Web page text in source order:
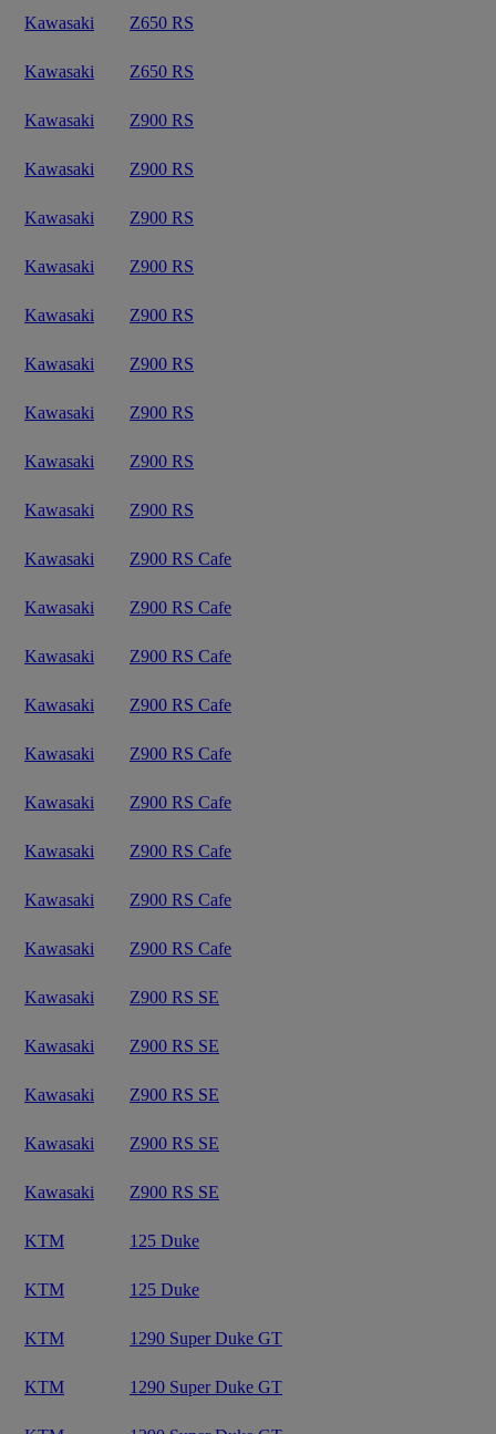
Kawasaki Z650 RS
Kawasaki Z650 RS
Kawasaki Z900 RS
Kawasaki Z900 RS
Kawasaki Z900 RS
Kawasaki Z900 RS
Kawasaki Z900 RS
Kawasaki Z900 RS
Kawasaki Z900 RS
Kawasaki Z900 RS
Kawasaki Z900 RS
Kawasaki Z900 RS Cafe
Kawasaki Z900 RS Cafe
Kawasaki Z900 RS Cafe
Kawasaki Z900 RS Cafe
Kawasaki Z900 RS Cafe
Kawasaki Z900 RS Cafe
Kawasaki Z900 RS Cafe
Kawasaki Z900 RS Cafe
Kawasaki Z900 RS Cafe
Kawasaki Z900 RS SE
Kawasaki Z900 RS SE
Kawasaki Z900 RS SE
Kawasaki Z900 RS SE
Kawasaki Z900 RS SE
KTM 125 Duke
KTM 125 Duke
KTM 1290 Super Duke GT
KTM 1290 Super Duke GT